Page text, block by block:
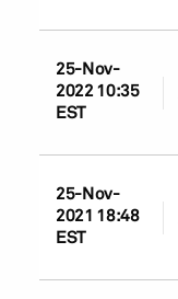
25-Nov-
2022 10:35
EST
25-Nov-
2021 18:48
EST